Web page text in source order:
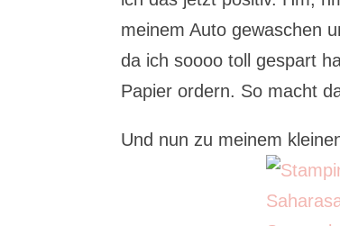
meinem Auto gewaschen
da ich soooo toll gespart
Papier ordern. So macht
Und nun zu meinem